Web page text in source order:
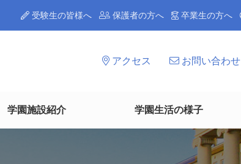
受験生の皆様へ 保護者の方へ 卒業生の方へ
アクセス お問い合わせ
学園施設紹介 学園生活の様子